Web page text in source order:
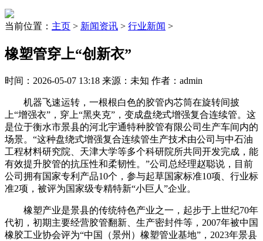
当前位置： 主页 > 新闻资讯 > 行业新闻 >
橡塑管穿上“创新衣”
时间：2026-05-07 13:18 来源：未知 作者：admin
机器飞速运转，一根根白色的胶管内芯筒在旋转间披
上“增强衣”，穿上“黑夹克”，变成盘绕式增强复合连续管。这
是位于衡水市景县的河北宇通特种胶管有限公司生产车间内的
场景。“这种盘绕式增强复合连续管生产技术由公司与中石油
工程材料研究院、天津大学等多个科研院所共同开发完成，能
有效提升胶管的抗压性和柔韧性。”公司总经理赵聪说，目前
公司拥有国家专利产品10个，参与起草国家标准10项、行业标
准2项，被评为国家级专精特新“小巨人”企业。
橡塑产业是景县的传统特色产业之一，起步于上世纪70年
代初，初期主要经营胶管翻新、生产密封件等，2007年被中国
橡胶工业协会评为“中国（景州）橡塑管业基地”，2023年景县